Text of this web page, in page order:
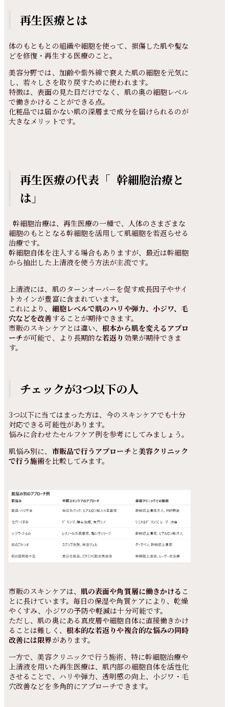
再生医療とは
体のもともとの組織や細胞を使って、損傷した肌や髪な
どを修復・再生する医療のこと。
美容分野では、加齢や紫外線で衰えた肌の細胞を元気に
し、若々しさを取り戻すために使われます。
特徴は、表面の見た目だけでなく、肌の奥の細胞レベル
で働きかけることができる点。
化粧品では届かない肌の深層まで成分を届けられるのが
大きなメリットです。
再生医療の代表「 幹細胞治療と
は」
幹細胞治療は、再生医療の一種で、人体のさまざまな
細胞のもととなる幹細胞を活用して肌細胞を若返らせる
治療です。
幹細胞自体を注入する場合もありますが、最近は幹細胞
から抽出した上清液を使う方法が主流です。
上清液には、肌のターンオーバーを促す成長因子やサイ
トカインが豊富に含まれています。
これにより、 細胞レベルで肌のハリや弾力、小ジワ、毛
穴などを改善することが期待できます。
市販のスキンケアとは違い、根本から肌を変えるアプロ
ーチが可能で、より長期的な若返り 効果が期待できま
す。
チェックが3つ以下の人
3つ以下に当てはまった方は、今のスキンケアでも十分
対応できる可能性があります。
悩みに合わせたセルフケア例を参考にしてみましょう。
肌悩み別に、 市販品で行うアプローチ と美容クリニック
で行う施術を比較してみます。
市販のスキンケアは、 肌の表面や角質層に働きかける こ
とに長けています。毎日の保湿や角質ケアにより、乾燥
やくすみ、小ジワの予防や軽減は十分可能です。
ただし、肌の奥にある真皮層や細胞自体に直接働きかけ
ることは難しく、 根本的な若返りや複合的な悩みの同時
改善には限界があります。
一方で、美容クリニックで行う施術、特に幹細胞治療や
上清液を用いた再生医療は、肌内部の細胞自体を活性化
させることで、ハリや弾力、透明感の向上、小ジワ・毛
穴改善などを多角的にアプローチできます。